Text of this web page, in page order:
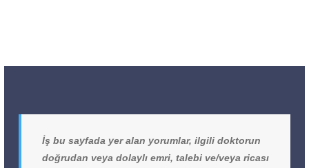
İş bu sayfada yer alan yorumlar, ilgili doktorun
doğrudan veya dolaylı emri, talebi ve/veya ricası